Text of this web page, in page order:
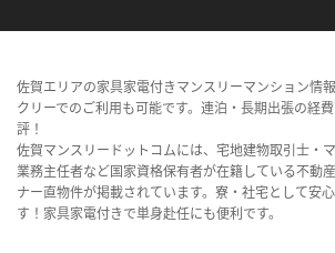
佐賀エリアの家具家電付きマンスリーマンション情
クリーでのご利用も可能です。連泊・長期出張の経
評！
佐賀マンスリードットコムには、宅地建物取引士・
業務主任者など国家資格保有者が在籍している不動
ナー直物件が掲載されています。寮・社宅として安
す！家具家電付きで単身赴任にも便利です。